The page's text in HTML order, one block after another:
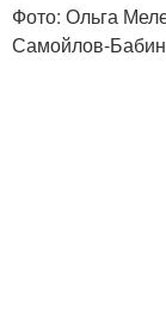
Фото: Ольга
Самойлов-Бабин